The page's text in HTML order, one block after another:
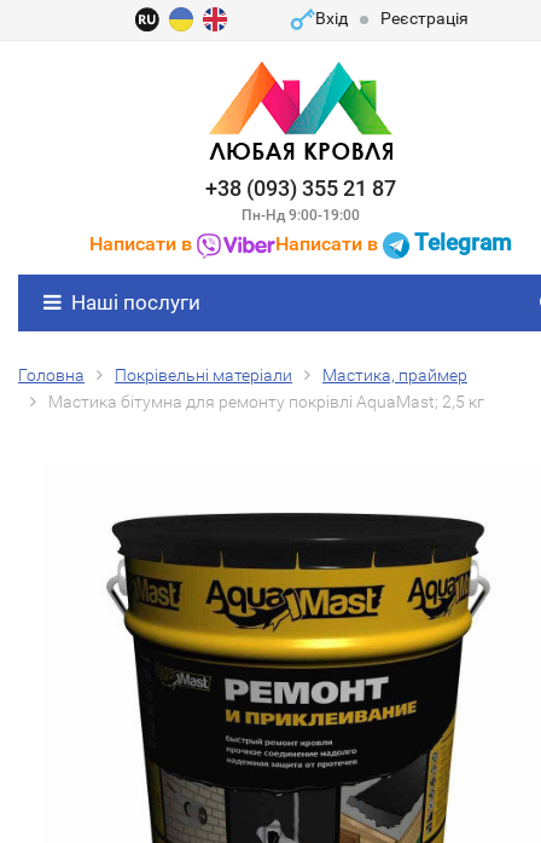
Вхід Реєстрація
+38 (093) 355 21 87
Пн-Нд 9:00-19:00
Написати в Написати в Telegram
Наші послуги
Головна Покрівельні матеріали
Мастика, праймер
Мастика бітумна для ремонту покрівлі AquaMast; 2,5 кг